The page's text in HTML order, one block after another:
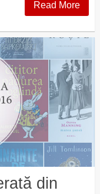
Read More
din